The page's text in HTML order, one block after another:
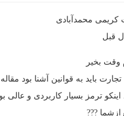
محمدآبادی
وقت بخیر
باید به قوانین آشنا بود مقاله
اینکو ترمز بسیار کاربردی و عالی
???